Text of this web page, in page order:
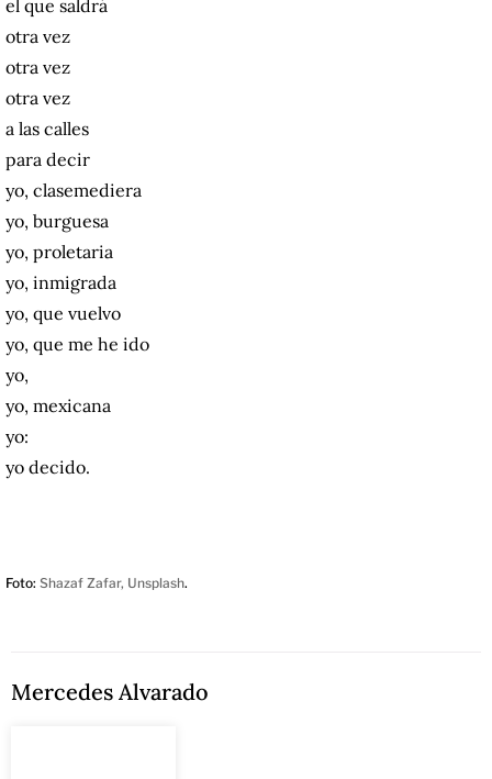
el que saldrá
otra vez
otra vez
otra vez
a las calles
para decir
yo, clasemediera
yo, burguesa
yo, proletaria
yo, inmigrada
yo, que vuelvo
yo, que me he ido
yo,
yo, mexicana
yo:
yo decido.
Foto: Shazaf Zafar, Unsplash.
Mercedes Alvarado